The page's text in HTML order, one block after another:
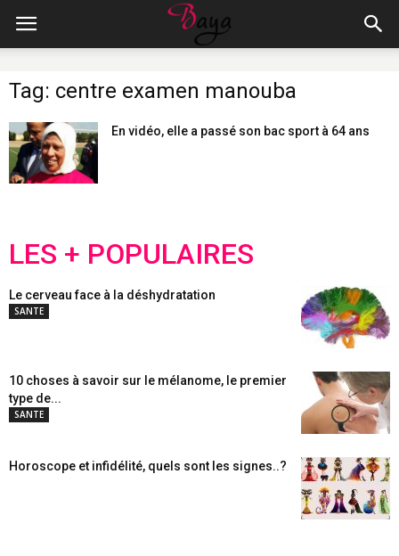
Tag: centre examen manouba
En vidéo, elle a passé son bac sport à 64 ans
LES + POPULAIRES
Le cerveau face à la déshydratation
SANTE
10 choses à savoir sur le mélanome, le premier
type de...
SANTE
Horoscope et infidélité, quels sont les signes..?